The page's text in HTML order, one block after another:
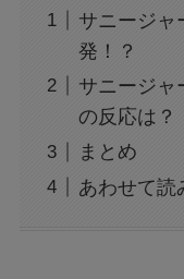
サニージャ
発！？
サニージャ
の反応は？
まとめ
あわせて読